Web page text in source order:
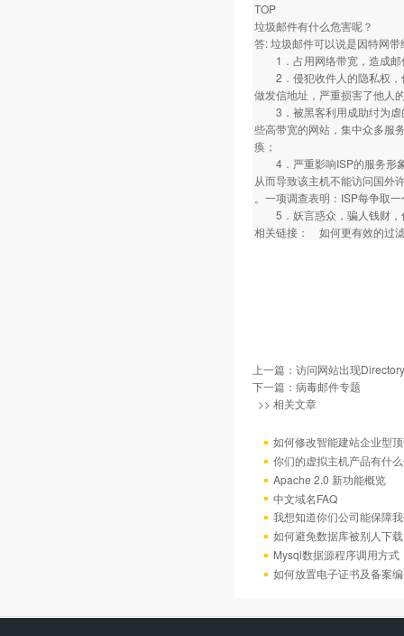
TOP
垃圾邮件有什么危害呢？
答: 垃圾邮件可以说是因特网
1．占用网络带宽，造成邮
2．侵犯收件人的隐私权，
做发信地址，严重损害了他人
3．被黑客利用成助纣为虐
些高带宽的网站，集中众多服
痪；
4．严重影响ISP的服务形象
从而导致该主机不能访问国外
。一项调查表明：ISP每争取
5．妖言惑众，骗人钱财，
相关链接： 如何更有效的过
上一篇： 访问网站出现
下一篇： 病毒邮件专题
>> 相关文章
如何修改智能建站企业型
你们的虚拟主机产品有什
Apache 2.0 新功能概览
中文域名FAQ
我想知道你们公司能保障
如何避免数据库被别人下
Mysql数据源程序调用方
如何放置电子证书及备案